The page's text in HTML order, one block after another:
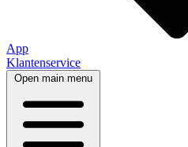
App
Klantenservice
Open main menu